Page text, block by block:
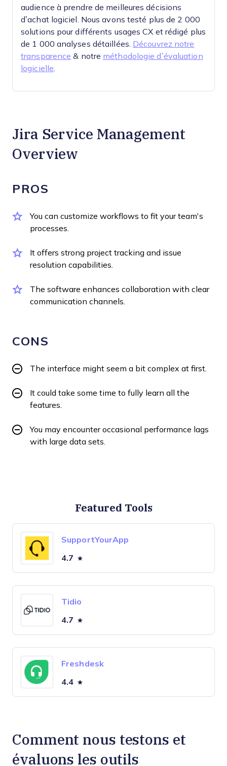
audience à prendre de meilleures décisions
d’achat logiciel. Nous avons testé plus de 2 000
solutions pour différents usages CX et rédigé plus
de 1 000 analyses détaillées. Découvrez notre
transparence & notre méthodologie d’évaluation
logicielle
Jira Service Management
Overview
PROS
You can customize workflows to fit your team's
processes.
It offers strong project tracking and issue
resolution capabilities.
The software enhances collaboration with clear
communication channels.
CONS
The interface might seem a bit complex at first.
It could take some time to fully learn all the
features.
You may encounter occasional performance lags
with large data sets.
Featured Tools
SupportYourApp
4.7
Tidio
4.7
Freshdesk
4.4
Comment nous testons et
évaluons les outils